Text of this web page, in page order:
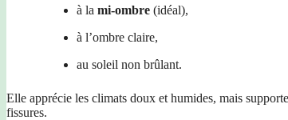
à la mi-ombre (idéal),
à l’ombre claire,
au soleil non brûlant.
Elle apprécie les climats doux et humides, mais
fissures.